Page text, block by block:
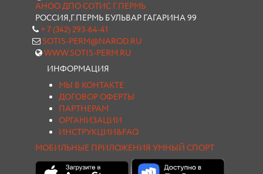
АНОО ДПО СОТИС Г.ПЕРМЬ
РОССИЯ,Г.ПЕРМЬ БУЛЬВАР ГАГАРИНА 99
+ 7 (342) 293-64-41
SOTIS-PERM@NAROD.RU
WWW.SOTIS-PERM.RU
ИНФОРМАЦИЯ
МЫ В КОНТАКТЕ
ДОГОВОР ОФЕРТЫ
ПАРТНЕРАМ
ОРГАНИЗАЦИИ
ИНСТРУКЦИИ&FAQ
МОБИЛЬНЫЕ ПРИЛОЖЕНИЯ УМНЫЙ СПОРТ